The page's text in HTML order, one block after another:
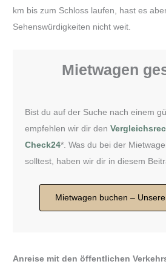
km bis zum Schloss laufen, hast es
Sehenswürdigkeiten nicht weit.
Mietwagen
Bist du auf der Suche nach einem
empfehlen wir dir den
Check24*. Was du bei der
solltest, haben wir dir in diesem
Mietwagen buchen –
Anreise mit den öffentlichen